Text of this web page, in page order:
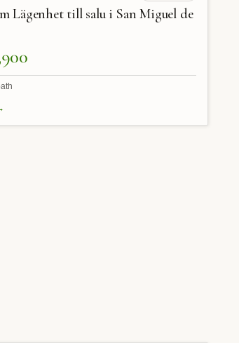
Lägenhet till salu i San Miguel de